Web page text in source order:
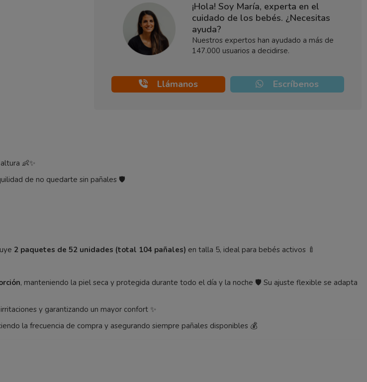
¡Hola! Soy María, experta en el
cuidado de los bebés. ¿Necesitas
ayuda?
Nuestros expertos han ayudado a más de
147.000 usuarios a decidirse.
Llámanos Escríbenos
👶✨
de no quedarte sin pañales 🛡️
2 paquetes de 52 unidades (total 104 pañales) en talla 5, ideal para bebés activos 🍼
, manteniendo la piel seca y protegida durante todo el día y la noche 🛡️ Su ajuste flexible se adapta
y garantizando un mayor confort ✨
la frecuencia de compra y asegurando siempre pañales disponibles 💰